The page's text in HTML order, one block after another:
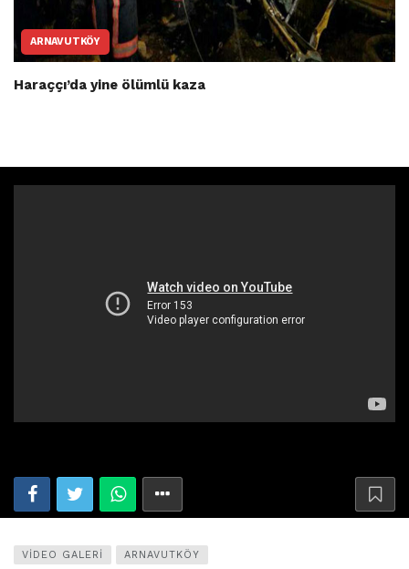
ARNAVUTKÖY
Haraççı’da yine ölümlü kaza
VIDEO GALERI ARNAVUTKÖY